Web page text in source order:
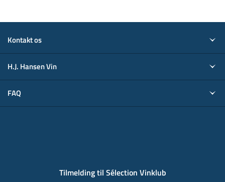
Kontakt os
H.J. Hansen Vin
FAQ
Tilmelding til Sélection Vinklub